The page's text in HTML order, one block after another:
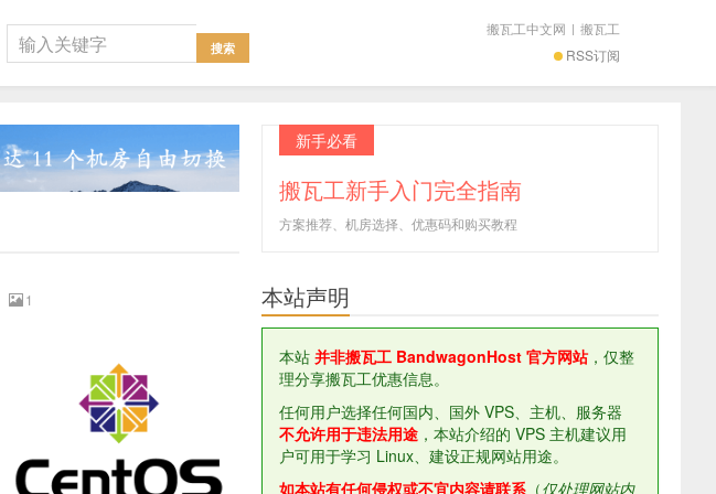
RSS订阅
搬瓦工中文网 | 搬瓦工
1
新手必看
搬瓦工新手入门完全指南
方案推荐、机房选择、优惠码和购买教程
本站声明
本站 并非搬瓦工 BandwagonHost 官方网站，仅整
理分享搬瓦工优惠信息。
任何用户选择任何国内、国外 VPS、主机、服务器
不允许用于违法用途 ，本站介绍的 VPS 主机建议用
户可用于学习 Linux、建设正规网站用途。
如本站有任何侵权或不宜内容请联系（仅处理网站内